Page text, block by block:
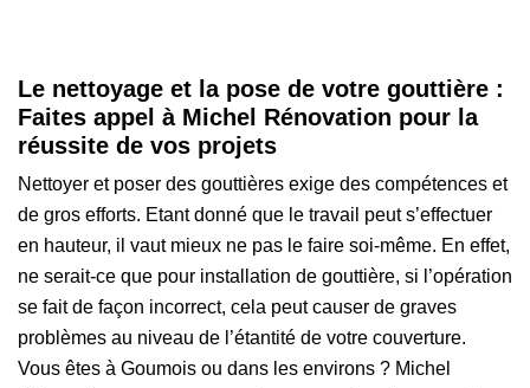
Le nettoyage et la pose de votre gouttière :
Faites appel à Michel Rénovation pour la
réussite de vos projets
Nettoyer et poser des gouttières exige des compétences et
de gros efforts. Etant donné que le travail peut s’effectuer
en hauteur, il vaut mieux ne pas le faire soi-même. En effet,
ne serait-ce que pour installation de gouttière, si l’opération
se fait de façon incorrect, cela peut causer de graves
problèmes au niveau de l’étantité de votre couverture.
Vous êtes à Goumois ou dans les environs ? Michel